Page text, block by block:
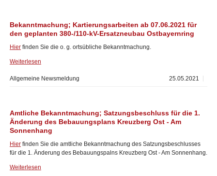
Bekanntmachung; Kartierungsarbeiten ab 07.06.2021 für
den geplanten 380-/110-kV-Ersatzneubau Ostbayernring
Hier finden Sie die o. g. ortsübliche Bekanntmachung.
Weiterlesen
25.05.2021
Allgemeine Newsmeldung
Amtliche Bekanntmachung; Satzungsbeschluss für die 1.
Änderung des Bebauungsplans Kreuzberg Ost - Am
Sonnenhang
Hier finden Sie die amtliche Bekanntmachung des Satzungsbeschlusses
für die 1. Änderung des Bebauungspalns Kreuzberg Ost - Am Sonnenhang.
Weiterlesen